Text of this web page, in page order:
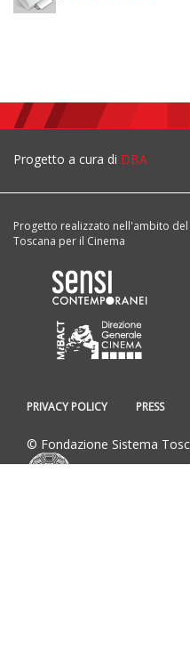
Progetto a cura di DBA
Progetto realizzato nell'ambito
Toscana per il Cinema
PRIVACY POLICY PRESS
© Fondazione Sistema